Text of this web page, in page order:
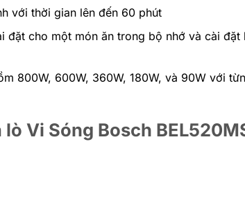
với thời gian lên đến 60 phút
đặt cho một món ăn trong bộ nhớ và cài
800W, 600W, 360W, 180W, và 90W với
Vi Sóng Bosch